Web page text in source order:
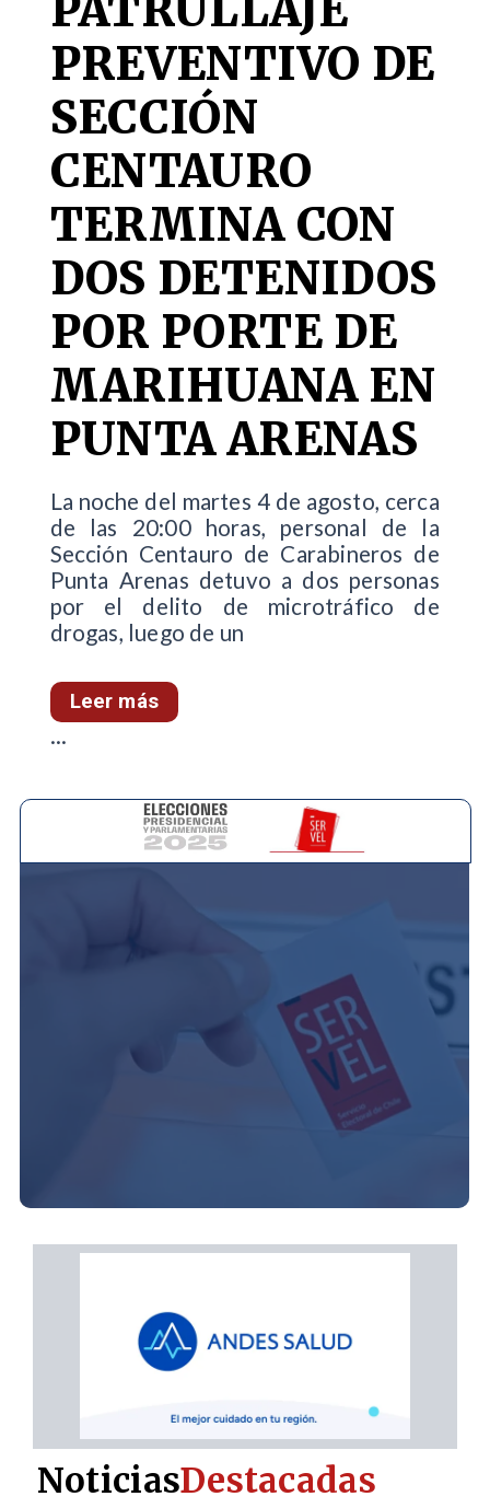
PREVENTIVO DE
SECCIÓN
CENTAURO
TERMINA CON
DOS DETENIDOS
POR PORTE DE
MARIHUANA EN
PUNTA ARENAS
La noche del martes 4 de agosto, cerca
de las 20:00 horas, personal de la
Sección Centauro de Carabineros de
Punta Arenas detuvo a dos personas
por el delito de microtráfico de
drogas, luego de un
Leer más
...
NoticiasDestacadas